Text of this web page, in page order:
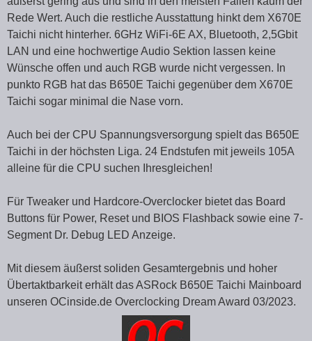
Rede Wert. Auch die restliche Ausstattung hinkt dem X670E
Taichi nicht hinterher. 6GHz WiFi-6E AX, Bluetooth, 2,5Gbit
LAN und eine hochwertige Audio Sektion lassen keine
Wünsche offen und auch RGB wurde nicht vergessen. In
punkto RGB hat das B650E Taichi gegenüber dem X670E
Taichi sogar minimal die Nase vorn.
Auch bei der CPU Spannungsversorgung spielt das B650E
Taichi in der höchsten Liga. 24 Endstufen mit jeweils 105A
alleine für die CPU suchen Ihresgleichen!
Für Tweaker und Hardcore-Overclocker bietet das Board
Buttons für Power, Reset und BIOS Flashback sowie eine 7-
Segment Dr. Debug LED Anzeige.
Mit diesem äußerst soliden Gesamtergebnis und hoher
Übertaktbarkeit erhält das ASRock B650E Taichi Mainboard
unseren OCinside.de Overclocking Dream Award 03/2023.